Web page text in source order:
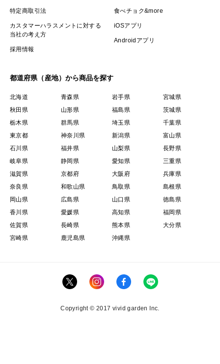
特定商取引法
カスタマーハラスメントに対する
当社の考え方
採用情報
食べチョク&more
iOSアプリ
Androidアプリ
都道府県（産地）から商品を探す
北海道 青森県 岩手県
宮城県
秋田県
山形県 福島県
茨城県
栃木県
群馬県 埼玉県
千葉県
東京都
神奈川県 新潟県
富山県
石川県
福井県 山梨県
長野県
岐阜県
静岡県 愛知県
三重県
滋賀県
京都府 大阪府
兵庫県
奈良県
和歌山県 鳥取県
島根県
岡山県
広島県 山口県
徳島県
香川県
愛媛県 高知県
福岡県
佐賀県
長崎県 熊本県
大分県
宮崎県
鹿児島県 沖縄県
Copyright © 2017 vivid garden Inc.